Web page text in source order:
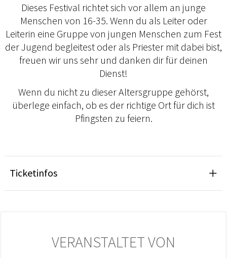
Dieses Festival richtet sich vor allem an junge
Menschen von 16-35. Wenn du als Leiter oder
Leiterin eine Gruppe von jungen Menschen zum Fest
der Jugend begleitest oder als Priester mit dabei bist,
freuen wir uns sehr und danken dir für deinen
Dienst!
Wenn du nicht zu dieser Altersgruppe gehörst,
überlege einfach, ob es der richtige Ort für dich ist
Pfingsten zu feiern.
Ticketinfos
VERANSTALTET VON